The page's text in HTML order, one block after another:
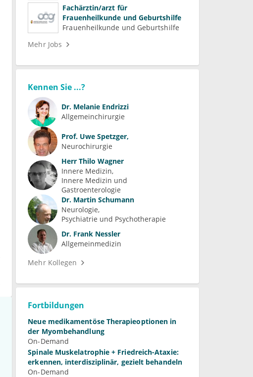
Fachärztin/arzt für
Frauenheilkunde und Geburtshilfe
Frauenheilkunde und Geburtshilfe
Mehr Jobs
Kennen Sie ...?
Dr. Melanie Endrizzi
Allgemeinchirurgie
Prof. Uwe Spetzger,
Neurochirurgie
Herr Thilo Wagner
Innere Medizin
Innere Medizin und
Gastroenterologie
Dr. Martin Schumann
Neurologie
Psychiatrie und Psychotherapie
Dr. Frank Nessler
Allgemeinmedizin
Mehr Kollegen
Fortbildungen
Neue medikamentöse Therapieoptionen in
der Myombehandlung
On-Demand
Spinale Muskelatrophie + Friedreich-Ataxie:
erkennen, interdisziplinär, gezielt behandeln
On-Demand